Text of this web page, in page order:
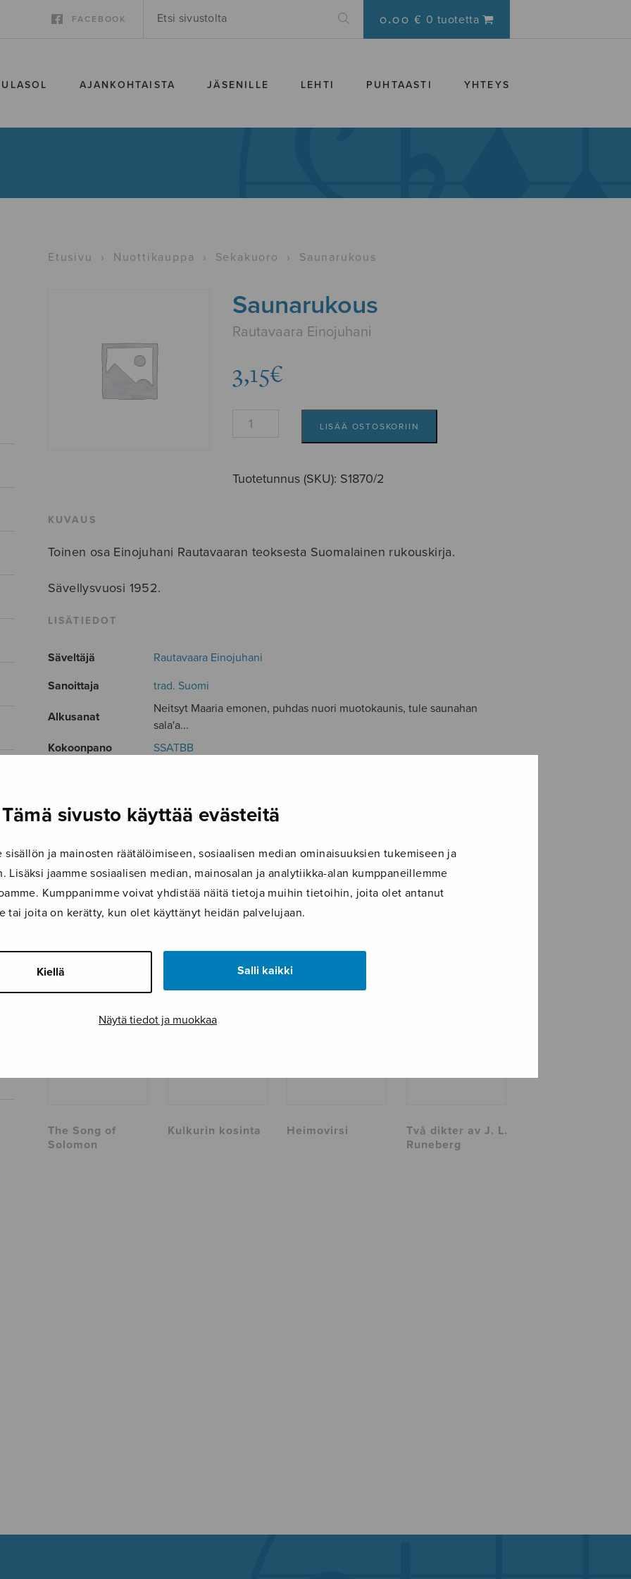
Tämä sivusto käyttää evästeitä
sisällön ja mainosten räätälöimiseen, sosiaalisen median ominaisuuksien tukemiseen ja
Lisäksi jaamme sosiaalisen median, mainosalan ja analytiikka-alan kumppaneillemme
Kumppanimme voivat yhdistää näitä tietoja muihin tietoihin, joita olet antanut
tai joita on kerätty, kun olet käyttänyt heidän palvelujaan.
Kiellä Salli kaikki
Näytä tiedot ja muokkaa
FACEBOOK 0.00 € 0 tuotetta
AJANKOHTAISTA JÄSENILLE LEHTI PUHTAASTI YHTEYS
Etusivu › Nuottikauppa › Sekakuoro › Saunarukous
Saunarukous
Rautavaara Einojuhani
3,15€
Saunarukous
LISÄÄ OSTOSKORIIN
Tuotetunnus (SKU): S1870/2
KUVAUS
Toinen osa Einojuhani Rautavaaran teoksesta Suomalainen rukouskirja.
Sävellysvuosi 1952.
LISÄTIEDOT
Säveltäjä
Rautavaara Einojuhani
Sanoittaja
trad. Suomi
Alkusanat
Neitsyt Maaria emonen, puhdas nuori muotokaunis, tule saunahan
sala'a...
Kokoonpano
SSATBB
Julkaisija
Sulasol
Osastot
Sekakuoro
Tuotetunnus
S1870/2
Sivumäärä
2
TUTUSTU MYÖS
The Song of
Solomon
Kulkurin kosinta Heimovirsi
Två dikter av J. L.
Runeberg